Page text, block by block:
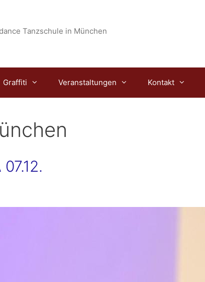
Tanzschule in München
Graffiti Veranstaltungen Kontakt